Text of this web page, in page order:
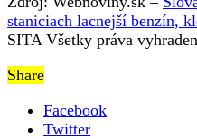
staniciach lacnejší benzín,
SITA Všetky práva
Share
Facebook
Twitter